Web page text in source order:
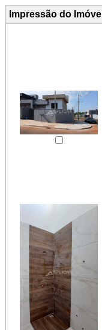
Impressão do Imóvel